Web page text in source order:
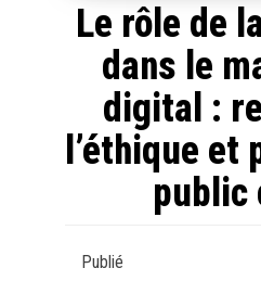
Le rôle de
dans le
digital :
l’éthique
public
Publié